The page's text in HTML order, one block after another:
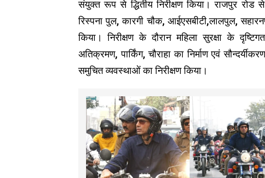
संयुक्त रूप से द्धितीय निरीक्षण किया। राजपुर
रिस्पना पुल, कारगी चौक, आईएसबीटी,लालपुल,
किया। निरीक्षण के दौरान महिला सुरक्षा के
अतिक्रमण, पार्किंग, चौराहा का निर्माण एवं
समुचित व्यवस्थाओं का निरीक्षण किया।